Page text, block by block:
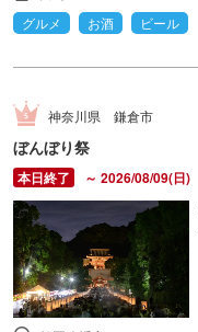
グルメ
お酒 ビール
神奈川県 鎌倉市
ぼんぼり祭
～ 2026/08/09(日)